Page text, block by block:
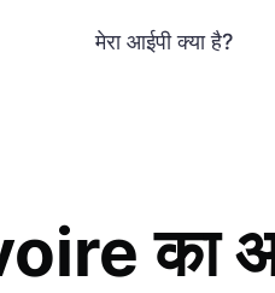
मेरा आईपी क्या है?
का